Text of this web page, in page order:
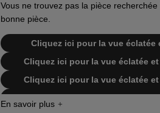
Vous ne trouvez pas la pièce recherchée
bonne pièce.
Cliquez ici pour la vue éclatée
Cliquez ici pour la vue éclatée
Cliquez ici pour la vue éclatée